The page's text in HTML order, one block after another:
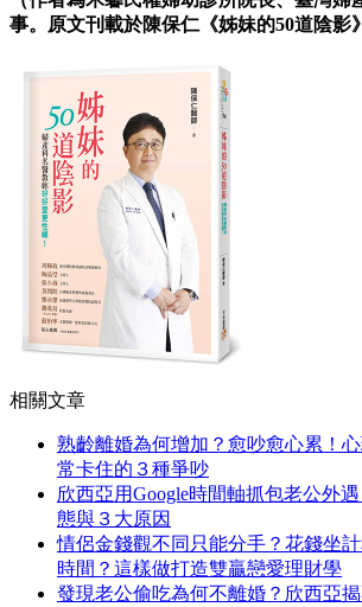
事。原文刊載於陳保仁《姊妹的50道陰影
相關文章
熟齡離婚為何增加？愈吵愈心累！
常卡住的３種爭吵
欣西亞用Google時間軸抓包老公外
態與３大原因
情侶金錢觀不同只能分手？花錢坐
時間？這樣做打造雙贏戀愛理財學
發現老公偷吃為何不離婚？欣西亞